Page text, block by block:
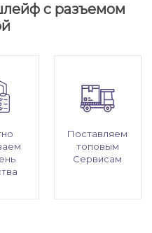
с разъемом
Поставляем
топовым
Сервисам